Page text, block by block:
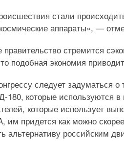
стали
аппараты», —
правительство стремится
подобная экономия
следует задуматься
180, которые используются
которые использует
им придется как можно
альтернативу российским